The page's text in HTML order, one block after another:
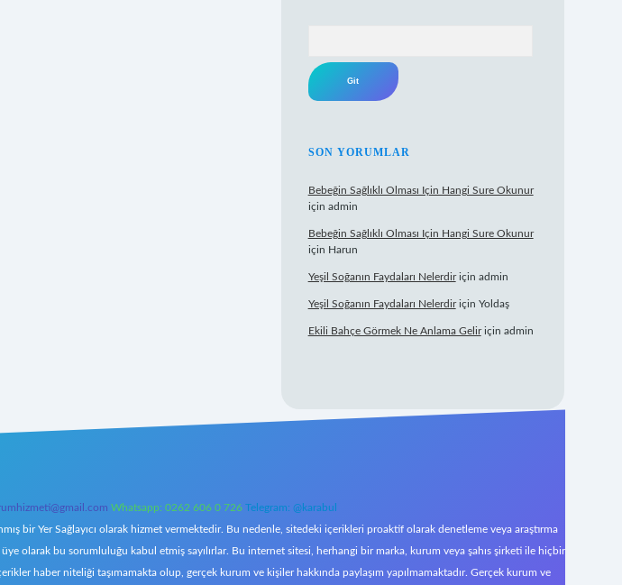
SON YORUMLAR
Bebeğin Sağlıklı Olması Için Hangi Sure Okunur
için admin
Bebeğin Sağlıklı Olması Için Hangi Sure Okunur
için Harun
Yeşil Soğanın Faydaları Nelerdiriçin admin
Yeşil Soğanın Faydaları Nelerdiriçin Yoldaş
Ekili Bahçe Görmek Ne Anlama Geliriçin admin
Whatsapp: 0262 606 0 726 Telegram: @karabul
bir Yer Sağlayıcı olarak hizmet vermektedir. Bu nedenle, sitedeki içerikleri proaktif olarak denetleme veya araştırma
olarak bu sorumluluğu kabul etmiş sayılırlar. Bu internet sitesi, herhangi bir marka, kurum veya şahıs şirketi ile hiçbir
haber niteliği taşımamakta olup, gerçek kurum ve kişiler hakkında paylaşım yapılmamaktadır. Gerçek kurum ve